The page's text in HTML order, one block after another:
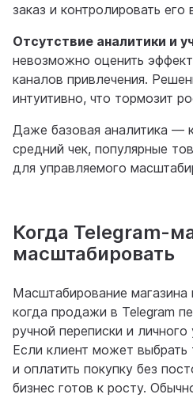
заказ и контролировать его
Отсутствие аналитики и
невозможно оценить
каналов привлечения.
интуитивно, что тормозит
Даже базовая аналитика —
средний чек, популярные
для управляемого
Когда Telegram-
масштабировать
Масштабирование
когда продажи в Telegram
ручной переписки и
Если клиент может выбрать
и оплатить покупку без
бизнес готов к росту.